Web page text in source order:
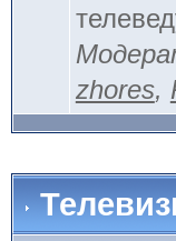
zhores,